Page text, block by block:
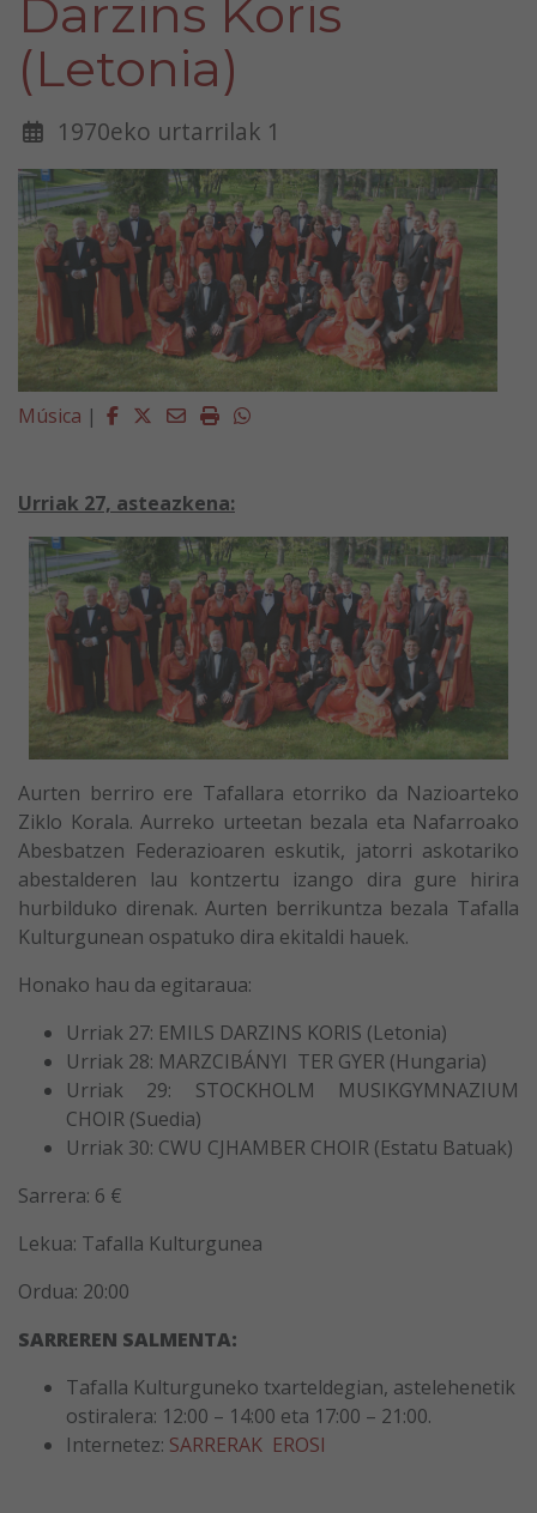
Darzins Koris
(Letonia)
1970eko urtarrilak 1
Música | Facebook
Twitter
EmailImprimirWhatsapp
Urriak 27, asteazkena:
Aurten berriro ere Tafallara etorriko da Nazioarteko
Ziklo Korala. Aurreko urteetan bezala eta Nafarroako
Abesbatzen Federazioaren eskutik, jatorri askotariko
abestalderen lau kontzertu izango dira gure hirira
hurbilduko direnak. Aurten berrikuntza bezala Tafalla
Kulturgunean ospatuko dira ekitaldi hauek.
Honako hau da egitaraua:
Urriak 27: EMILS DARZINS KORIS (Letonia)
Urriak 28: MARZCIBÁNYI TER GYER (Hungaria)
Urriak 29: STOCKHOLM MUSIKGYMNAZIUM
CHOIR (Suedia)
Urriak 30: CWU CJHAMBER CHOIR (Estatu Batuak)
Sarrera: 6 €
Lekua: Tafalla Kulturgunea
Ordua: 20:00
SARREREN SALMENTA:
Tafalla Kulturguneko txarteldegian, astelehenetik
ostiralera: 12:00 – 14:00 eta 17:00 – 21:00.
Internetez: SARRERAK EROSI